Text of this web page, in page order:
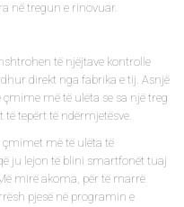
në tregun e rinovuar.
të njëjtave kontrolle
direkt nga fabrika e tij. Asnjë
më të ulëta se sa një treg
tepërt të ndërmjetësve.
më të ulëta të
ju lejon të blini smartfonët tuaj
mirë akoma, për të marrë
pjesë në programin e